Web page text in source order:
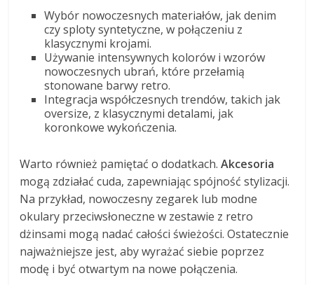
Wybór nowoczesnych materiałów, jak denim
czy sploty syntetyczne, w połączeniu z
klasycznymi krojami.
Używanie intensywnych kolorów i wzorów
nowoczesnych ubrań, które przełamią
stonowane barwy retro.
Integracja współczesnych trendów, takich jak
oversize, z klasycznymi detalami, jak
koronkowe wykończenia.
Warto również pamiętać o dodatkach.Akcesoria
mogą zdziałać cuda, zapewniając spójność stylizacji.
Na przykład, nowoczesny zegarek lub modne
okulary przeciwsłoneczne w zestawie z retro
dżinsami mogą nadać całości świeżości. Ostatecznie
najważniejsze jest, aby wyrażać siebie poprzez
modę i być otwartym na nowe połączenia.